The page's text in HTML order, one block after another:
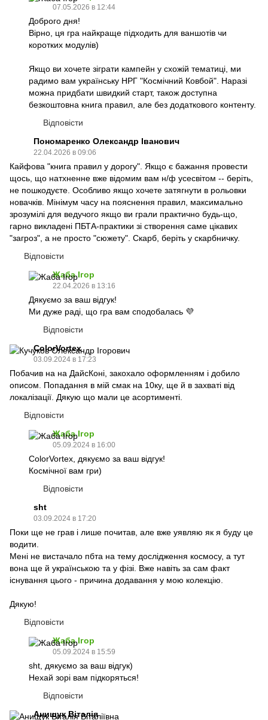
07.05.2026 в 12:44
Доброго дня!
Вірно, ця гра найкраще підходить для ваншотів чи
коротких модулів)
Якщо ви хочете зіграти кампейн у схожій тематиці, ми
радимо вам українську НРГ "Космічний Ковбой". Наразі
можна придбати швидкий старт, також доступна
безкоштовна книга правил, але без додаткового контенту.
Відповісти
Пономаренко Олександр Іванович
22.04.2026 в 09:06
Кайфова "книга правил у дорогу". Якщо є бажання провести
щось, що натхненне вже відомим вам н/ф усесвітом -- беріть,
не пошкодуєте. Особливо якщо хочете затягнути в рольовки
новачків. Мінімум часу на пояснення правил, максимально
зрозумілі для ведучого якщо ви грали практично будь-що,
гарно викладені ПБТА-практики зі створення саме цікавих
"загроз", а не просто "сюжету". Скарб, беріть у скарбничку.
Відповісти
Жаба Ігор
22.04.2026 в 13:16
Дякуємо за ваш відгук!
Ми дуже раді, що гра вам сподобалась 💜
Відповісти
ColorVortex
03.09.2024 в 17:23
Побачив на на ДайсКоні, закохало оформленням і добило
описом. Попадання в мій смак на 10ку, ще й в захваті від
локалізації. Дякую що мали це асортименті.
Відповісти
Жаба Ігор
05.09.2024 в 16:00
ColorVortex, дякуємо за ваш відгук!
Космічної вам гри)
Відповісти
sht
03.09.2024 в 17:20
Поки ще не грав і лише почитав, але вже уявляю як я буду це
водити.
Мені не вистачало пбта на тему дослідження космосу, а тут
вона ще й українською та у фізі. Вже навіть за сам факт
існування цього - причина додавання у мою колекцію.
Дякую!
Відповісти
Жаба Ігор
05.09.2024 в 15:59
sht, дякуємо за ваш відгук)
Нехай зорі вам підкоряться!
Відповісти
Анищук Віталія